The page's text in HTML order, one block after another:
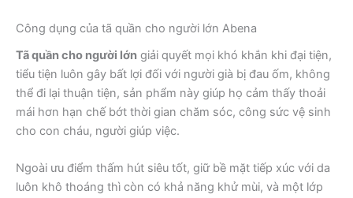
Công dụng của tã quần cho người lớn Abena
Tã quần cho người lớn giải quyết mọi khó khắn khi đại tiện,
tiểu tiện luôn gây bất lợi đối với người già bị đau ốm, không
thể đi lại thuận tiện, sản phẩm này giúp họ cảm thấy thoải
mái hơn hạn chế bớt thời gian chăm sóc, công sức vệ sinh
cho con cháu, người giúp việc.
Ngoài ưu điểm thấm hút siêu tốt, giữ bề mặt tiếp xúc với da
luôn khô thoáng thì còn có khả năng khử mùi, và một lớp